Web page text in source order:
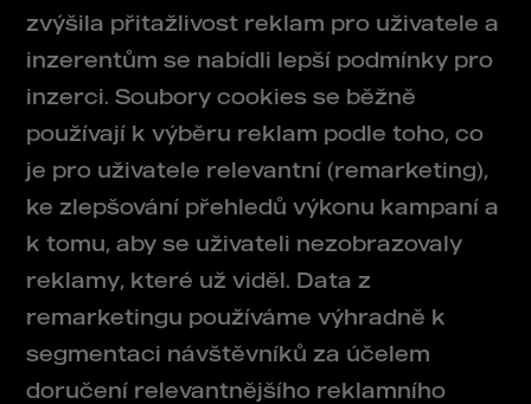
zvýšila přitažlivost reklam pro uživatele a
inzerentům se nabídli lepší podmínky pro
inzerci. Soubory cookies se běžně
používají k výběru reklam podle toho, co
je pro uživatele relevantní (remarketing),
ke zlepšování přehledů výkonu kampaní a
k tomu, aby se uživateli nezobrazovaly
reklamy, které už viděl. Data z
remarketingu používáme výhradně k
segmentaci návštěvníků za účelem
doručení relevantnějšího reklamního